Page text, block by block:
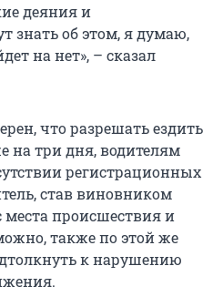
деяния и
знать об этом, я думаю,
на нет», – сказал
что разрешать ездить
на три дня, водителям
регистрационных
став виновником
происшествия и
также по этой же
к нарушению